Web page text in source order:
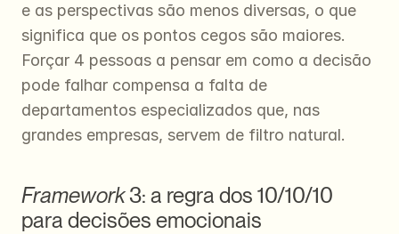
e as perspectivas são menos diversas, o que
significa que os pontos cegos são maiores.
Forçar 4 pessoas a pensar em como a decisão
pode falhar compensa a falta de
departamentos especializados que, nas
grandes empresas, servem de filtro natural.
Framework 3: a regra dos 10/10/10
para decisões emocionais